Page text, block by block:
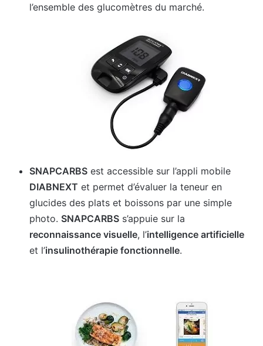
l’ensemble des glucomètres du marché.
SNAPCARBS est accessible sur l’appli mobile
DIABNEXT et permet d’évaluer la teneur en
glucides des plats et boissons par une simple
photo. SNAPCARBS s’appuie sur la
reconnaissance visuelle, l’intelligence artificielle
et l’insulinothérapie fonctionnelle.